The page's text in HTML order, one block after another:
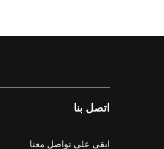
اتصل بنا
ابقى على تواصل معنا